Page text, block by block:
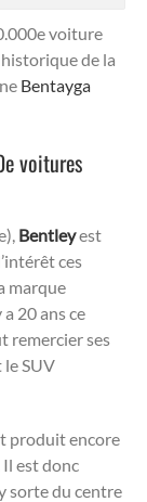
voiture
de la
Bentayga
voitures
Bentleyest
ces
marque
20 ans ce
remercier ses
SUV
produit encore
Il est donc
sorte du centre